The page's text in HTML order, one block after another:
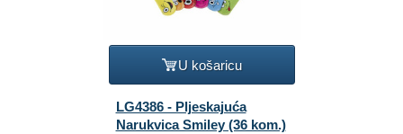
U košaricu
LG4386 - Pljeskajuća
Narukvica Smiley (36 kom.)